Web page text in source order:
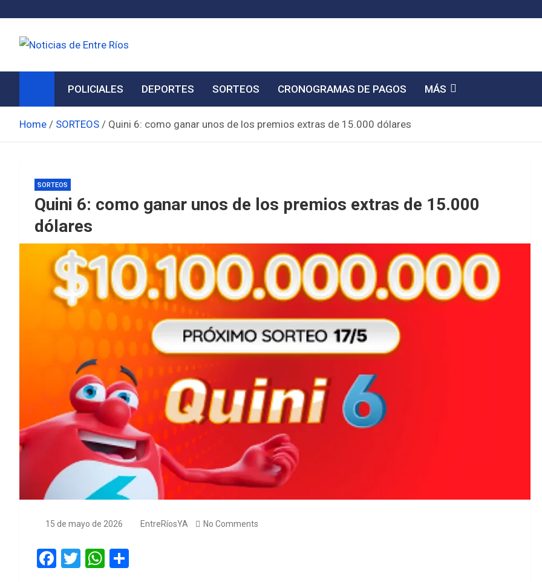
content
Noticias de Entre Ríos
POLICIALES DEPORTES SORTEOS CRONOGRAMAS DE PAGOS MÁS
Home SORTEOS Quini 6: como ganar unos de los premios extras de 15.000 dólares
SORTEOS
Quini 6: como ganar unos de los premios extras de 15.000
dólares
15 de mayo de 2026 EntreRíosYA No Comments
F
T
W